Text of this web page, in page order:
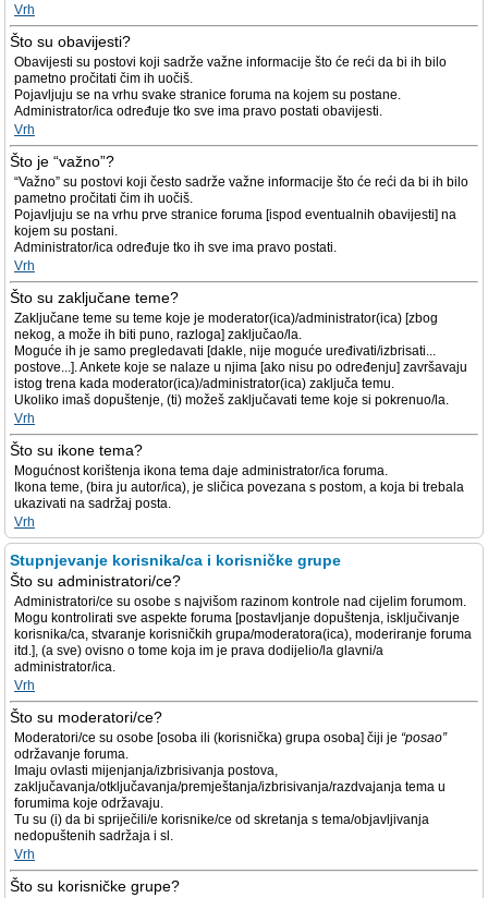
Vrh
Što su obavijesti?
Obavijesti su postovi koji sadrže važne informacije što će reći da bi ih bilo
pametno pročitati čim ih uočiš.
Pojavljuju se na vrhu svake stranice foruma na kojem su postane.
Administrator/ica određuje tko sve ima pravo postati obavijesti.
Vrh
Što je “važno”?
“Važno” su postovi koji često sadrže važne informacije što će reći da bi ih bilo
pametno pročitati čim ih uočiš.
Pojavljuju se na vrhu prve stranice foruma [ispod eventualnih obavijesti] na
kojem su postani.
Administrator/ica određuje tko ih sve ima pravo postati.
Vrh
Što su zaključane teme?
Zaključane teme su teme koje je moderator(ica)/administrator(ica) [zbog
nekog, a može ih biti puno, razloga] zaključao/la.
Moguće ih je samo pregledavati [dakle, nije moguće uređivati/izbrisati...
postove...]. Ankete koje se nalaze u njima [ako nisu po određenju] završavaju
istog trena kada moderator(ica)/administrator(ica) zaključa temu.
Ukoliko imaš dopuštenje, (ti) možeš zaključavati teme koje si pokrenuo/la.
Vrh
Što su ikone tema?
Mogućnost korištenja ikona tema daje administrator/ica foruma.
Ikona teme, (bira ju autor/ica), je sličica povezana s postom, a koja bi trebala
ukazivati na sadržaj posta.
Vrh
Stupnjevanje korisnika/ca i korisničke grupe
Što su administratori/ce?
Administratori/ce su osobe s najvišom razinom kontrole nad cijelim forumom.
Mogu kontrolirati sve aspekte foruma [postavljanje dopuštenja, isključivanje
korisnika/ca, stvaranje korisničkih grupa/moderatora(ica), moderiranje foruma
itd.], (a sve) ovisno o tome koja im je prava dodijelio/la glavni/a
administrator/ica.
Vrh
Što su moderatori/ce?
Moderatori/ce su osobe [osoba ili (korisnička) grupa osoba] čiji je “posao”
održavanje foruma.
Imaju ovlasti mijenjanja/izbrisivanja postova,
zaključavanja/otključavanja/premještanja/izbrisivanja/razdvajanja tema u
forumima koje održavaju.
Tu su (i) da bi spriječili/e korisnike/ce od skretanja s tema/objavljivanja
nedopuštenih sadržaja i sl.
Vrh
Što su korisničke grupe?